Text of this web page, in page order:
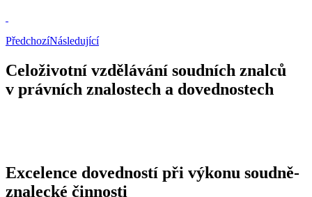
PředchozíNásledující
Celoživotní vzdělávání soudních znalců
v právních znalostech a dovednostech
Excelence dovedností při výkonu soudně-
znalecké činnosti